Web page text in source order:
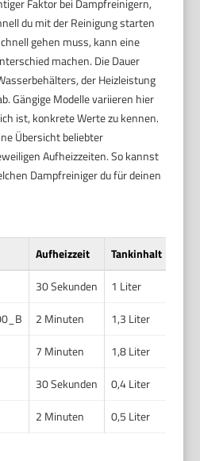
du mit der Reinigung starten
gehen muss, kann eine
machen. Die Dauer
der Heizleistung
Gängige Modelle variieren hier
ist, konkrete Werte zu kennen.
Übersicht beliebter
Aufheizzeiten. So kannst
Dampfreiniger du für deinen
Aufheizzeit Tankinhalt
30 Sekunden 1 Liter
2 Minuten 1,3 Liter
7 Minuten 1,8 Liter
30 Sekunden 0,4 Liter
2 Minuten 0,5 Liter